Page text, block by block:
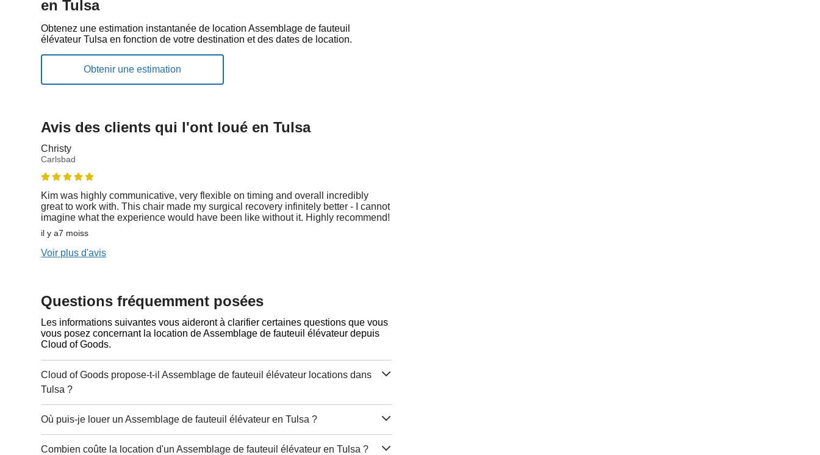
en Tulsa
Obtenez une estimation instantanée de location Assemblage de fauteuil
élévateur Tulsa en fonction de votre destination et des dates de location.
Avis des clients qui l'ont loué en Tulsa
Christy
Carlsbad
Kim was highly communicative, very flexible on timing and overall incredibly
great to work with. This chair made my surgical recovery infinitely better - I cannot
imagine what the experience would have been like without it. Highly recommend!
il y a7 moiss
Voir plus d'avis
Questions fréquemment posées
Les informations suivantes vous aideront à clarifier certaines questions que vous
vous posez concernant la location de Assemblage de fauteuil élévateur depuis
Cloud of Goods.
Cloud of Goods propose-t-il Assemblage de fauteuil élévateur locations dans
Tulsa ?
Où puis-je louer un Assemblage de fauteuil élévateur en Tulsa ?
Combien coûte la location d'un Assemblage de fauteuil élévateur en Tulsa ?